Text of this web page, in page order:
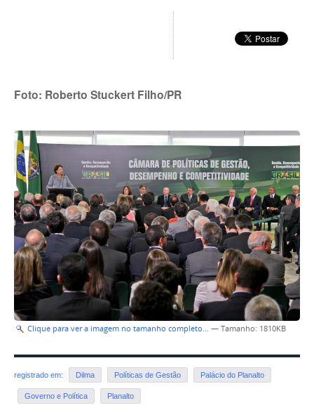
Foto: Roberto Stuckert Filho/PR
Clique para ver a imagem no tamanho completo… — Tamanho: 1810KB
registrado em: Dilma Políticas de Gestão Palácio do Planalto
Governo e Política Planalto